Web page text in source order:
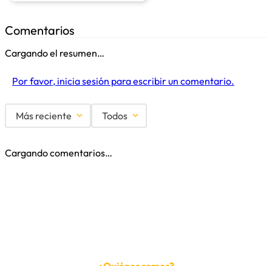
Comentarios
Cargando el resumen…
Por favor, inicia sesión para escribir un comentario.
Más reciente Todos
Cargando comentarios…